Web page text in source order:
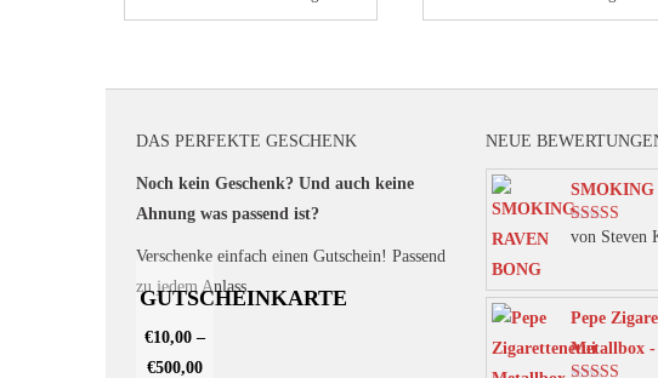
DAS PERFEKTE GESCHENK
Noch kein Geschenk? Und auch keine
Ahnung was passend ist?
Verschenke einfach einen Gutschein! Passend
zu jedem Anlass.
GUTSCHEINKARTE
€10,00 –
€500,00
NEUE
SMOKING
Bewertet mit
von Steven
Pepe
Metallbox -